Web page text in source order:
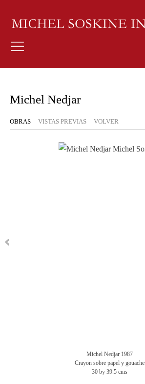
Michel Nedjar
OBRAS VISTAS PREVIAS VOLVER
Michel Nedjar 1987
Crayon sobre papel y gouache
30 by 39.5 cms